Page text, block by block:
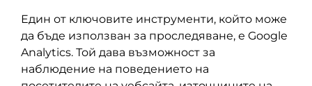
Един от ключовите инструменти, който може
да бъде използван за проследяване, е Google
Analytics. Той дава възможност за
наблюдение на поведението на